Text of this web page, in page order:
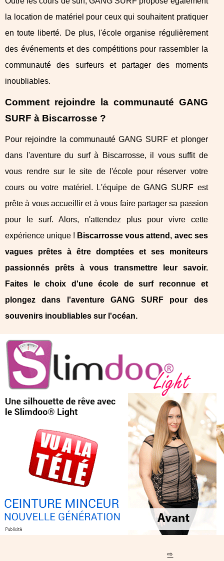
la location de matériel pour ceux qui souhaitent pratiquer
en toute liberté. De plus, l'école organise régulièrement
des événements et des compétitions pour rassembler la
communauté des surfeurs et partager des moments
inoubliables.
Comment rejoindre la communauté GANG
SURF à Biscarrosse ?
Pour rejoindre la communauté GANG SURF et plonger
dans l'aventure du surf à Biscarrosse, il vous suffit de
vous rendre sur le site de l'école pour réserver votre
cours ou votre matériel. L'équipe de GANG SURF est
prête à vous accueillir et à vous faire partager sa passion
pour le surf. Alors, n'attendez plus pour vivre cette
expérience unique ! Biscarrosse vous attend, avec ses
vagues prêtes à être domptées et ses moniteurs
passionnés prêts à vous transmettre leur savoir.
Faites le choix d'une école de surf reconnue et
plongez dans l'aventure GANG SURF pour des
souvenirs inoubliables sur l'océan.